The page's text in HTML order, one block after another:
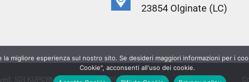
23854 Olginate (LC)
SDI KUPCRMI - P.I. IT03904120130. Privacy Policy
migliore esperienza sul nostro sito. Se desideri maggiori informazioni per i
Cookie", acconsenti all'uso dei cookie.